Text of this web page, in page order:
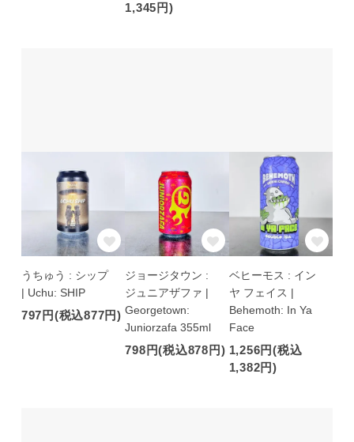
1,345円)
うちゅう : シップ
| Uchu: SHIP
797円(税込877円)
ジョージタウン :
ジュニアザファ |
Georgetown:
Juniorzafa 355ml
798円(税込878円)
ベヒーモス : イン
ヤ フェイス |
Behemoth: In Ya
Face
1,256円(税込
1,382円)